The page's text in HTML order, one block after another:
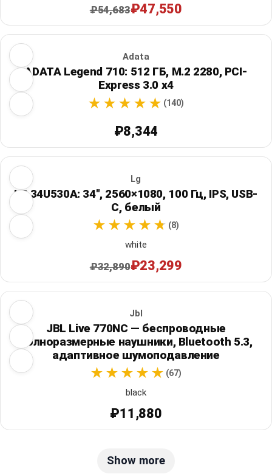
₽54,683₽47,550
Adata
ADATA Legend 710: 512 ГБ, M.2 2280, PCI-
Express 3.0 x4
(140)
₽8,344
Lg
LG 34U530A: 34", 2560×1080, 100 Гц, IPS, USB-
C, белый
(8)
white
₽32,890₽23,299
Jbl
JBL Live 770NC — беспроводные
полноразмерные наушники, Bluetooth 5.3,
адаптивное шумоподавление
(67)
black
₽11,880
Show more